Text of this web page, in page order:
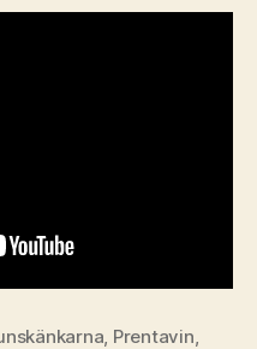
, Prentavin,